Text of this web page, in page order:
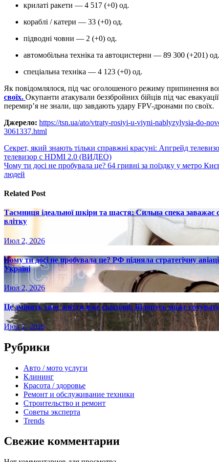
крилаті ракети — 4 517 (+0) од.
кораблі / катери — 33 (+0) од.
підводні човни — 2 (+0) од.
автомобільна техніка та автоцистерни — 89 300 (+201) од.
спеціальна техніка — 4 123 (+0) од.
Як повідомлялося, під час оголошеного режиму припинення
своїх. Окупанти атакували беззбройних бійців під час
перемир’я не знали, що завдають удару FPV-дронами по своїх.
Джерело: https://tsn.ua/ato/vtraty-rosiyi-u-viyni-nablyzylysia-do-
3061337.html
Навигация
по
записям
Секрет, який знають тільки справжні красуні: Апгрейд
телевизор с HDMI 2.0 (ВИДЕО)
Чому ти досі не пробувала це? 64 гривні за поїздку у метро
людей
Related Post
Таємниця ідеальної шкіри та щастя: Сильна спека
влітку
Июл 2, 2026
Чому ти досі не пробувала це? РФ підняла стратегічну
Україні
Июл 2, 2026
Це змінить твоє життя вже сьогодні: Білорусь може
Июл 2, 2026
Рубрики
Авто / мото услуги
Клининг
Красота / здоровье
Ремонт и обслуживание техники
Строительство и ремонт
Советы эксперта
Trends
Свежие комментарии